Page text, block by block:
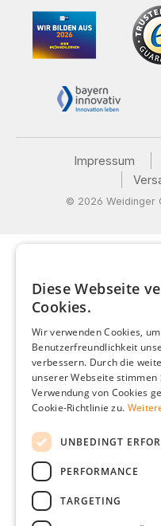
Impressum
© 2026 Weidinger
Diese Webseite
Cookies.
Wir verwenden Cookies,
Benutzerfreundlichkeit
verbessern. Durch die
unserer Webseite stimmen
Verwendung von Cookies
Cookie-Richtlinie zu.
UNBEDINGT
PERFORMANCE
TARGETING